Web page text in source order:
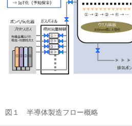
図１ 半導体製造フロー概略